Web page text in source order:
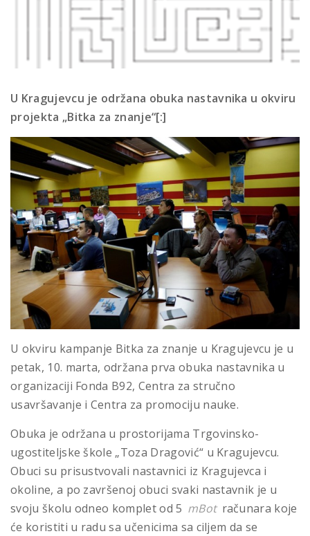
U Kragujevcu je održana obuka nastavnika u okviru
projekta „Bitka za znanje“[:]
U okviru kampanje Bitka za znanje u Kragujevcu je u
petak, 10. marta, održana prva obuka nastavnika u
organizaciji Fonda B92, Centra za stručno
usavršavanje i Centra za promociju nauke.
Obuka je održana u prostorijama Trgovinsko-
ugostiteljske škole „Toza Dragović“ u Kragujevcu.
Obuci su prisustvovali nastavnici iz Kragujevca i
okoline, a po završenoj obuci svaki nastavnik je u
svoju školu odneo komplet od 5 mBot računara koje
će koristiti u radu sa učenicima sa ciljem da se